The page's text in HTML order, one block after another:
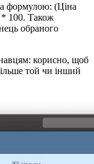
формулою: (Ціна
* 100. Також
обраного
корисно, щоб
той чи інший